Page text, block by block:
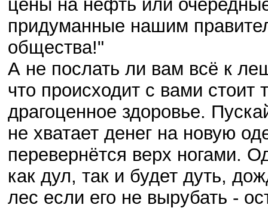
цены на нефть или
придуманные нашим
общества!"
А не послать ли вам всё к
что происходит с вами
драгоценное здоровье.
не хватает денег на новую
перевернётся верх ногами.
как дул, так и будет дуть,
лес если его не вырубать -